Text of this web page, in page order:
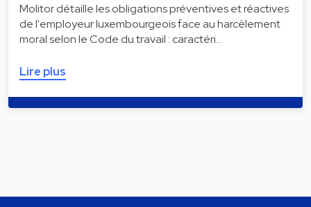
Molitor détaille les obligations préventives et réactives
de l'employeur luxembourgeois face au harcèlement
moral selon le Code du travail : caractéri…
Lire plus